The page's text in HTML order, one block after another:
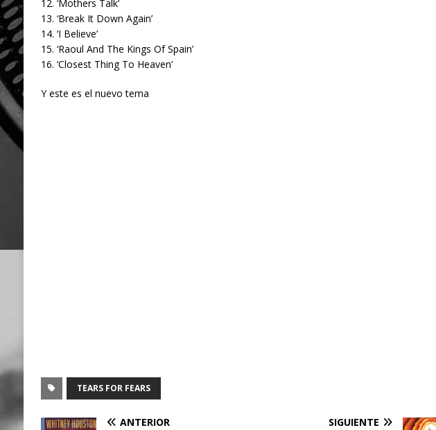
12. ‘Mothers Talk’
13. ‘Break It Down Again’
14. ‘I Believe’
15. ‘Raoul And The Kings Of Spain’
16. ‘Closest Thing To Heaven’
Y este es el nuevo tema
TEARS FOR FEARS
ANTERIOR SIGUIENTE